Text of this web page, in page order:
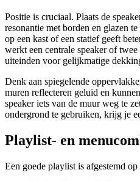
Positie is cruciaal. Plaats de
resonantie met borden en glazen
op een kast of een statief geeft
werkt een centrale speaker of
uiteinden voor gelijkmatige
Denk aan spiegelende
muren reflecteren geluid en
speaker iets van de muur weg te
ondergrond te gebruiken, krijg je
Playlist- en
Een goede playlist is afgestemd